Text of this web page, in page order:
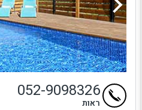
052-9098326
ראות